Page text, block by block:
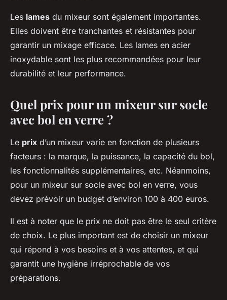
Les lames du mixeur sont également importantes.
Elles doivent être tranchantes et résistantes pour
garantir un mixage efficace. Les lames en acier
inoxydable sont les plus recommandées pour leur
durabilité et leur performance.
Quel prix pour un mixeur sur socle
avec bol en verre ?
Le prix d’un mixeur varie en fonction de plusieurs
facteurs : la marque, la puissance, la capacité du bol,
les fonctionnalités supplémentaires, etc. Néanmoins,
pour un mixeur sur socle avec bol en verre, vous
devez prévoir un budget d’environ 100 à 400 euros.
Il est à noter que le prix ne doit pas être le seul critère
de choix. Le plus important est de choisir un mixeur
qui répond à vos besoins et à vos attentes, et qui
garantit une hygiène irréprochable de vos
préparations.